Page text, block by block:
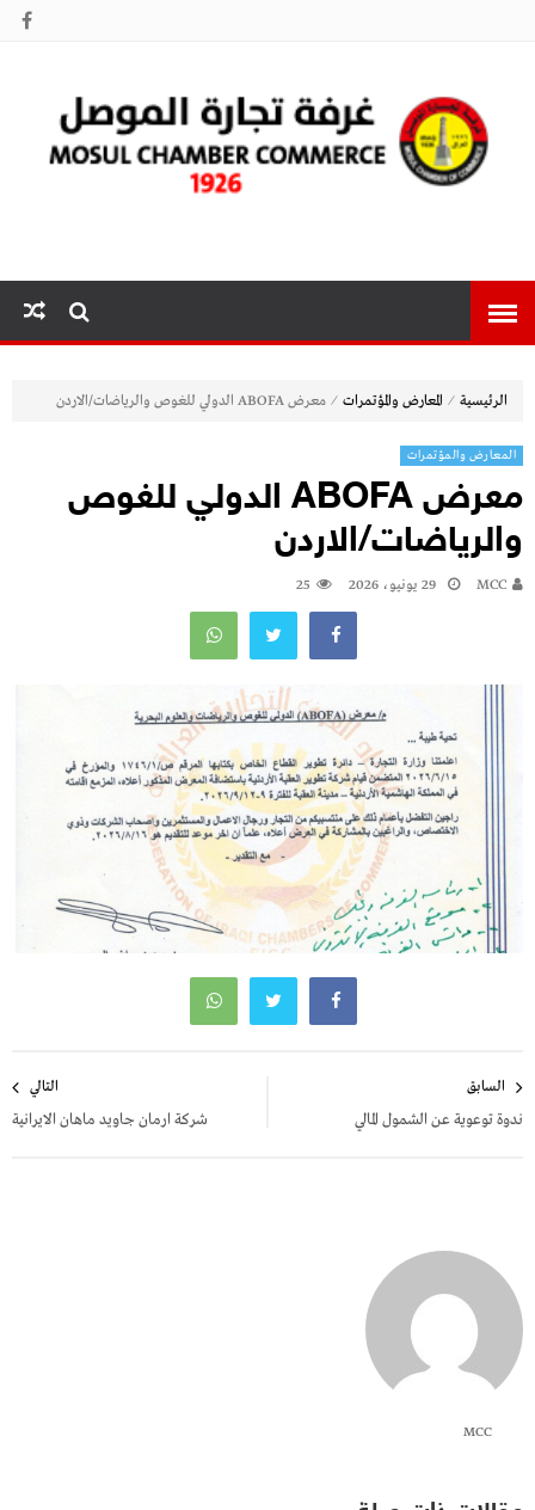
الموصل
الرئيسية ⁄ المعارض والمؤتمرات ⁄ معرض ABOFA الدولي للغوص والرياضات/الاردن
المعارض والمؤتمرات
معرض ABOFA الدولي للغوص
والرياضات/الاردن
MCC 29 يونيو، 2026 25
المقالات
السابق
ندوة توعوية عن الشمول المالي
التالي
شركة ارمان جاويد ماهان الايرانية
MCC